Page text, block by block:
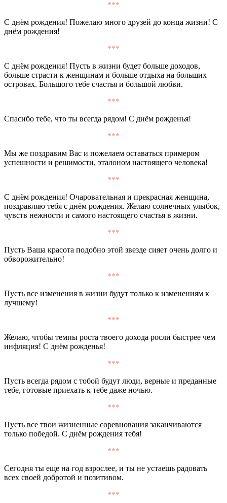
***
С днём рождения! Пожелаю много друзей до конца жизни! С
днём рождения!
***
С днём рождения! Пусть в жизни будет больше доходов,
больше страсти к женщинам и больше отдыха на больших
островах. Большого тебе счастья и большой любви.
***
Спасибо тебе, что ты всегда рядом! С днём рожденья!
***
Мы же поздравим Вас и пожелаем оставаться примером
успешности и решимости, эталоном настоящего человека!
***
С днём рождения! Очаровательная и прекрасная женщина,
поздравляю тебя с днём рождения. Желаю солнечных улыбок,
чувств нежности и самого настоящего счастья в жизни.
***
Пусть Ваша красота подобно этой звезде сияет очень долго и
обворожительно!
***
Пусть все изменения в жизни будут только к изменениям к
лучшему!
***
Желаю, чтобы темпы роста твоего дохода росли быстрее чем
инфляция! С днём рожденья!
***
Пусть всегда рядом с тобой будут люди, верные и преданные
тебе, готовые приехать к тебе даже ночью.
***
Пусть все твои жизненные соревнования заканчиваются
только победой. С днём рождения тебя!
***
Сегодня ты еще на год взрослее, и ты не устаешь радовать
всех своей добротой и позитивом.
***